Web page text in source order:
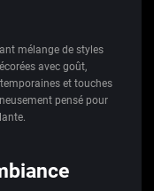
mélange de styles
avec goût,
et touches
pensé pour